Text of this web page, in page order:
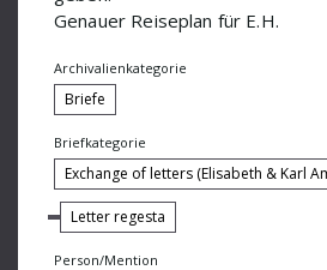
Nijinsky Walsaw
Obrecht
Orell-Füssli
Osterc Slavko
Paul Hindemith
Genauer Reiseplan für E.H.
Archivalienkategorie
Briefe
Briefkategorie
Exchange of letters (Elisabeth & Karl
Letter regesta
Person/Mention